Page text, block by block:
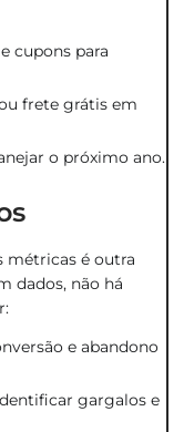
cupons para
frete grátis em
o próximo ano.
métricas é outra
dados, não há
e abandono
gargalos e